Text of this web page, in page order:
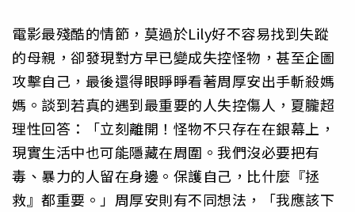
電影最殘酷的情節，莫過於Lily好不容易找到失蹤
的母親，卻發現對方早已變成失控怪物，甚至企圖
攻擊自己，最後還得眼睜睜看著周厚安出手斬殺媽
媽。談到若真的遇到最重要的人失控傷人，夏朧超
理性回答：「立刻離開！怪物不只存在在銀幕上，
現實生活中也可能隱藏在周圍。我們沒必要把有
毒、暴力的人留在身邊。保護自己，比什麼『拯
救』都重要。」周厚安則有不同想法，「我應該下